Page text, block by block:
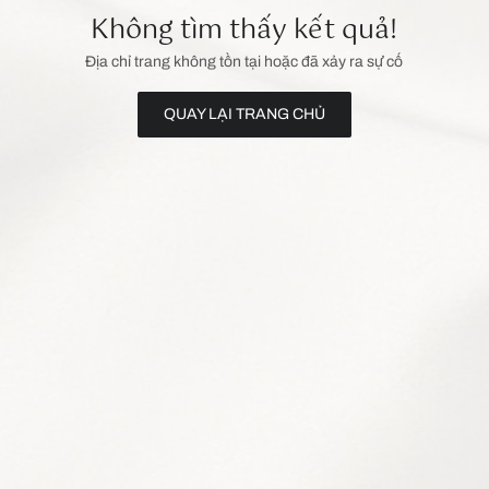
Không tìm thấy kết quả!
Địa chỉ trang không tồn tại hoặc đã xảy ra sự cố
QUAY LẠI TRANG CHỦ